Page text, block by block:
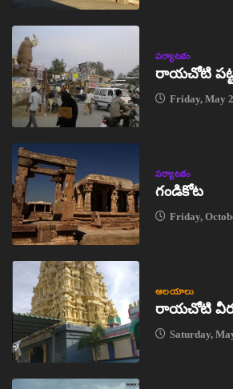
పర్యాటకం
రాయచోటి
Friday, May
పర్యాటకం
గండికోట
Friday,
ఆలయాలు
రాయచోటి
Saturday,